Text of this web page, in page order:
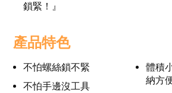
鎖緊！』
產品特色
不怕螺絲鎖不緊
不怕手邊沒工具
體積
納方